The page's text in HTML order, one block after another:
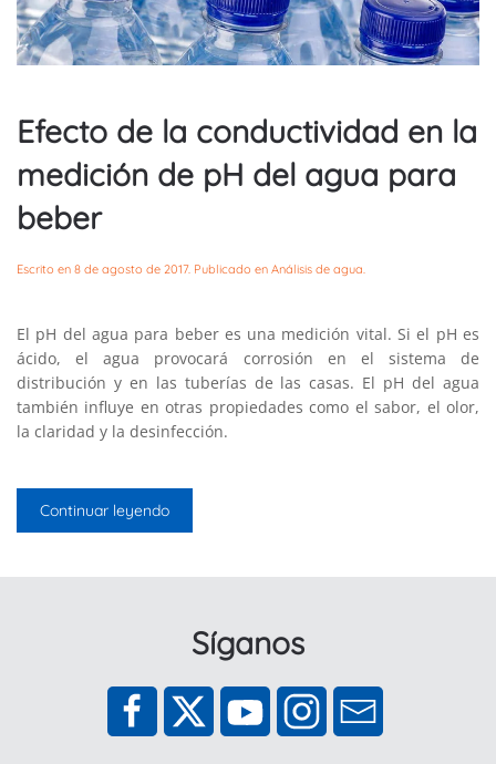
Efecto de la conductividad en la
medición de pH del agua para
beber
Escrito en 8 de agosto de 2017. Publicado en Análisis de agua
El pH del agua para beber es una medición vital. Si el pH es
ácido, el agua provocará corrosión en el sistema de
distribución y en las tuberías de las casas. El pH del agua
también influye en otras propiedades como el sabor, el olor,
la claridad y la desinfección.
Continuar leyendo
Síganos